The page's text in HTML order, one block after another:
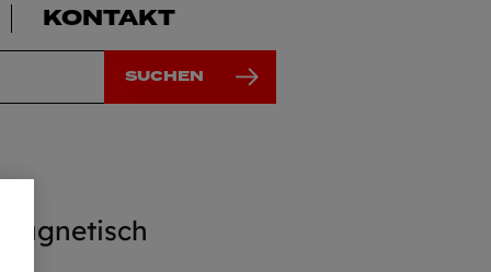
KONTAKT
SUCHEN